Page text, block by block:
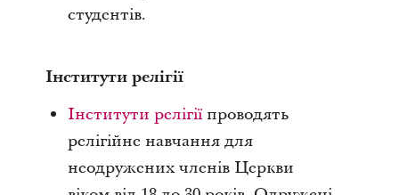
студентів.
Інститути релігії
Інститути релігіїпроводять
релігійне навчання для
неодружених членів Церкви